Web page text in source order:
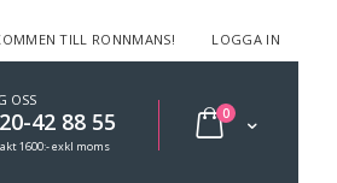
TILL RONNMANS! LOGGA IN
Min varukorg
0varor
OSS
42 88 55
1600:- exkl moms